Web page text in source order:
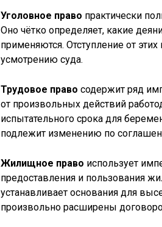
Уголовное право практически
Оно чётко определяет, какие
применяются. Отступление от
усмотрению суда.
Трудовое право содержит ряд
от произвольных действий
испытательного срока для
подлежит изменению по
Жилищное право использует
предоставления и пользования
устанавливает основания для
произвольно расширены